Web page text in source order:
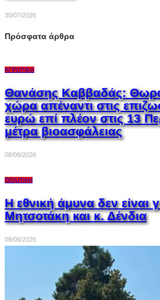
30/07/2026
Πρόσφατα άρθρα
ΑΓΡΟΤΙΚΆ
Θανάσης Καββαδάς:
χώρα απέναντι στις
ευρώ επί πλέον στις 13
μέτρα βιοασφάλειας
08/08/2026
ΠΟΛΙΤΙΚΉ
Η εθνική άμυνα δεν είναι
Μητσοτάκη και κ. Δένδια
08/08/2026